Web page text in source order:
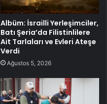
Albüm: İsrailli Yerleşimciler,
Batı Şeria’da Filistinlilere
Ait Tarlaları ve Evleri Ateşe
Verdi
Ağustos 5, 2026